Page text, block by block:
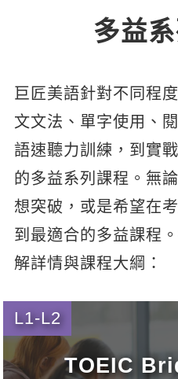
多益
巨匠美語針對不同程
文文法、單字使用、
語速聽力訓練，到實
的多益系列課程。無
想突破，或是希望在
到最適合的多益課程
解詳情與課程大綱：
L1-L2
TOEIC